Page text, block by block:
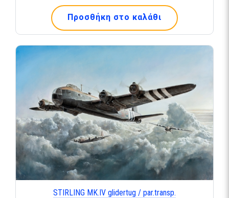
Προσθήκη στο καλάθι
STIRLING ΜΚ.IV glidertug / par.transp.